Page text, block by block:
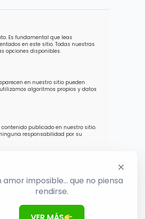
Es fundamental que leas
en este sitio. Todas nuestras
opciones disponibles.
en nuestro sitio pueden
algoritmos propios y datos
publicado en nuestro sitio.
responsabilidad por su
Termos de Uso
amor imposible… que no piensa
rendirse.